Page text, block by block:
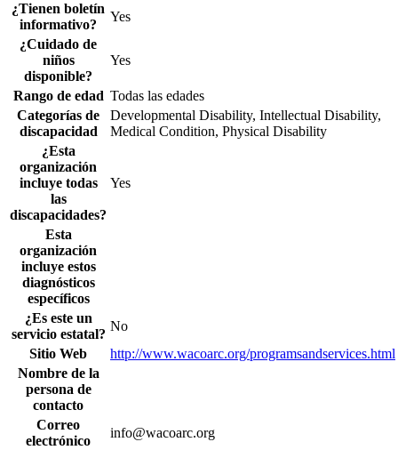
¿Tienen boletín
informativo?
Yes
¿Cuidado de
niños
disponible?
Yes
Rango de edad Todas las edades
Categorías de
discapacidad
Developmental Disability, Intellectual Disability,
Medical Condition, Physical Disability
¿Esta
organización
incluye todas
las
discapacidades?
Yes
Esta
organización
incluye estos
diagnósticos
específicos
¿Es este un
servicio estatal?
No
Sitio Web
http://www.wacoarc.org/programsandservices.html
Nombre de la
persona de
contacto
Correo
electrónico
info@wacoarc.org